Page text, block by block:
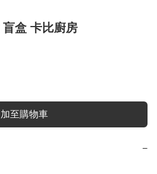
盒 卡比廚房
加至購物車
−